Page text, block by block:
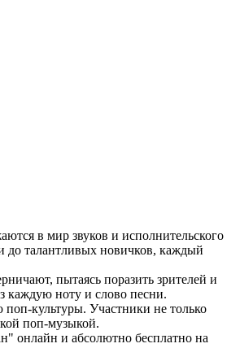
в мир звуков и исполнительского
до талантливых новичков, каждый
пытаясь поразить зрителей и
каждую ноту и слово песни.
культуры. Участники не только
поп-музыкой.
онлайн и абсолютно бесплатно на